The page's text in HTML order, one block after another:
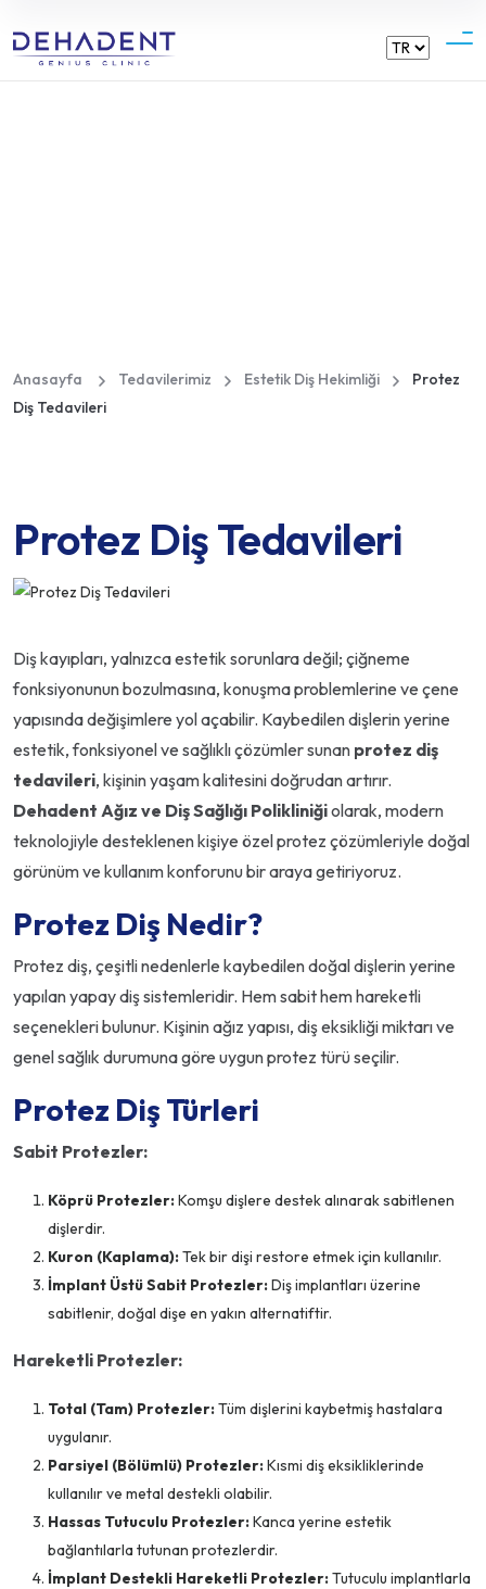
Anasayfa Tedavilerimiz Estetik Diş Hekimliği
Protez
Diş Tedavileri
Protez Diş Tedavileri
Diş kayıpları, yalnızca estetik sorunlara değil; çiğneme
fonksiyonunun bozulmasına, konuşma problemlerine ve çene
yapısında değişimlere yol açabilir. Kaybedilen dişlerin yerine
estetik, fonksiyonel ve sağlıklı çözümler sunan protez diş
tedavileri, kişinin yaşam kalitesini doğrudan artırır.
Dehadent Ağız ve Diş Sağlığı Polikliniğiolarak, modern
teknolojiyle desteklenen kişiye özel protez çözümleriyle doğal
görünüm ve kullanım konforunu bir araya getiriyoruz.
Protez Diş Nedir?
Protez diş, çeşitli nedenlerle kaybedilen doğal dişlerin yerine
yapılan yapay diş sistemleridir. Hem sabit hem hareketli
seçenekleri bulunur. Kişinin ağız yapısı, diş eksikliği miktarı ve
genel sağlık durumuna göre uygun protez türü seçilir.
Protez Diş Türleri
Sabit Protezler:
Köprü Protezler:Komşu dişlere destek alınarak sabitlenen
dişlerdir.
Kuron (Kaplama):Tek bir dişi restore etmek için kullanılır.
İmplant Üstü Sabit Protezler:Diş implantları üzerine
sabitlenir, doğal dişe en yakın alternatiftir.
Hareketli Protezler:
Total (Tam) Protezler:Tüm dişlerini kaybetmiş hastalara
uygulanır.
Parsiyel (Bölümlü) Protezler:Kısmi diş eksikliklerinde
kullanılır ve metal destekli olabilir.
Hassas Tutuculu Protezler:Kanca yerine estetik
bağlantılarla tutunan protezlerdir.
İmplant Destekli Hareketli Protezler:Tutuculu implantlarla